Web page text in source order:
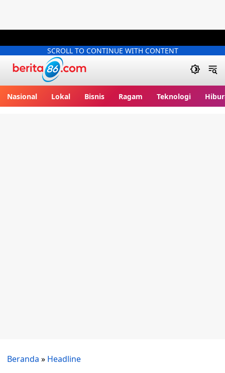
SCROLL TO CONTINUE WITH CONTENT
Nasional Lokal Bisnis Ragam Teknologi
Beranda » Headline